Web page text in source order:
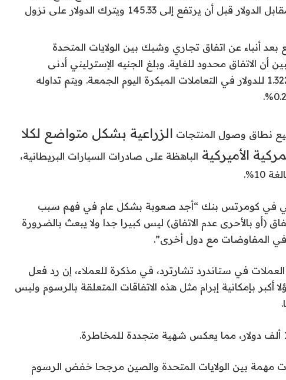
مستوى في شهر عند 146.18 مقابل الدولار قبل أن يرتفع إلى 145.33 ويترك الدولار على نزول
بعد أنباء عن اتفاق تجاري وشيك بين الولايات المتحدة
أن الاتفاق محدود للغاية. وبلغ الجنيه الإسترليني أدنى
مستوى له في 3 أسابيع عند 1.3220 للدولار في التعاملات المبكرة اليوم الجمعة. ويتم تداوله
نطاق وصول المنتجات الزراعية بشكل متواضع لكلا
الأميركية الباهظة على صادرات السيارات البريطانية،
في كومرتس بنك “أجد صعوبة بشكل عام في فهم سبب
(أو بالأحرى عدم الاتفاق) ليس كبيرا جدا ولا يبعث بالضرورة
في المفاوضات مع دول أخرى”.
في ستاندرد تشارترد، في مذكرة للعملاء، إن رد فعل
أكبر بإمكانية إبرام مثل هذه الاتفاقات المتعلقة بالرسوم وليس
مهمة بين الولايات المتحدة والصين مرجحا خفض الرسوم